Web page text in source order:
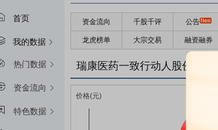
首页
我的数据
热门数据
资金流向
特色数据
资金流向 千股千评 公告
龙虎榜单 大宗交易 融资融券
瑞康医药一致行动人股份变化